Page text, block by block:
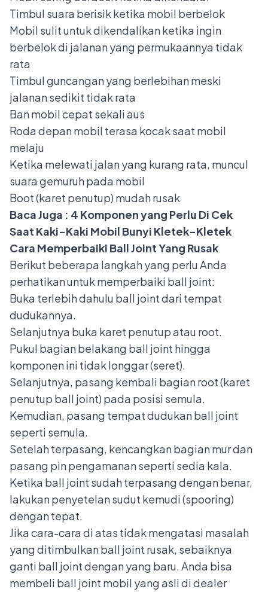
Timbul suara berisik ketika mobil berbelok
Mobil sulit untuk dikendalikan ketika ingin
berbelok di jalanan yang permukaannya tidak
rata
Timbul guncangan yang berlebihan meski
jalanan sedikit tidak rata
Ban mobil cepat sekali aus
Roda depan mobil terasa kocak saat mobil
melaju
Ketika melewati jalan yang kurang rata, muncul
suara gemuruh pada mobil
Boot (karet penutup) mudah rusak
Baca Juga : 4 Komponen yang Perlu Di Cek
Saat Kaki-Kaki Mobil Bunyi Kletek-Kletek
Cara Memperbaiki Ball Joint Yang Rusak
Berikut beberapa langkah yang perlu Anda
perhatikan untuk memperbaiki ball joint:
Buka terlebih dahulu ball joint dari tempat
dudukannya.
Selanjutnya buka karet penutup atau root.
Pukul bagian belakang ball joint hingga
komponen ini tidak longgar (seret).
Selanjutnya, pasang kembali bagian root (karet
penutup ball joint) pada posisi semula.
Kemudian, pasang tempat dudukan ball joint
seperti semula.
Setelah terpasang, kencangkan bagian mur dan
pasang pin pengamanan seperti sedia kala.
Ketika ball joint sudah terpasang dengan benar,
lakukan penyetelan sudut kemudi (spooring)
dengan tepat.
Jika cara-cara di atas tidak mengatasi masalah
yang ditimbulkan ball joint rusak, sebaiknya
ganti ball joint dengan yang baru. Anda bisa
membeli ball joint mobil yang asli didealer